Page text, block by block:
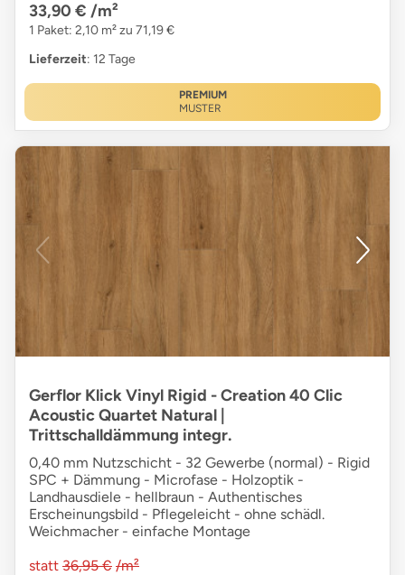
33,90 € /m²
1 Paket: 2,10 m² zu 71,19 €
Lieferzeit: 12 Tage
PREMIUM
MUSTER
Gerflor Klick Vinyl Rigid - Creation 40 Clic
Acoustic Quartet Natural |
Trittschalldämmung integr.
0,40 mm Nutzschicht - 32 Gewerbe (normal) - Rigid
SPC + Dämmung - Microfase - Holzoptik -
Landhausdiele - hellbraun - Authentisches
Erscheinungsbild - Pflegeleicht - ohne schädl.
Weichmacher - einfache Montage
statt 36,95 € /m²